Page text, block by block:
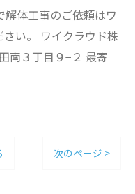
解体工事のご依頼はワ
い。 ワイクラウド株
南３丁目９−２ 最寄
次のページ >